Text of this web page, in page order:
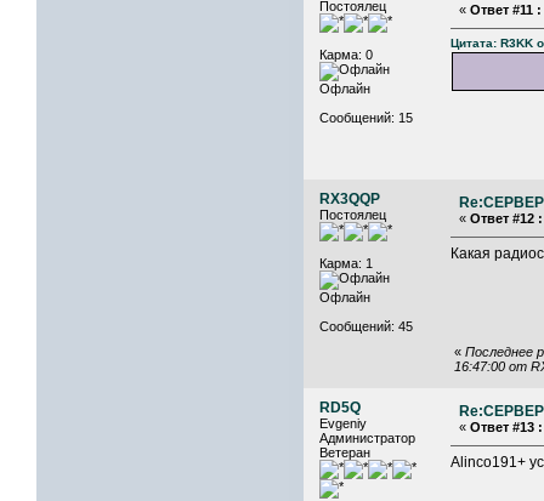
Постоялец
Карма: 0
Офлайн
Сообщений: 15
« Ответ #11 :
Цитата: R3KK
RX3QQP
Постоялец
Карма: 1
Офлайн
Сообщений: 45
« Ответ #12 :
Какая
« Последнее
16:47:00 от
RD5Q
Evgeniy
Администратор
Ветеран
« Ответ #13 :
Alinco191+